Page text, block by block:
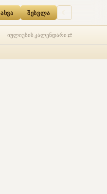
ᲨᲔᲡᲕᲚᲐ
იულიუსის კალენდარი ⇄